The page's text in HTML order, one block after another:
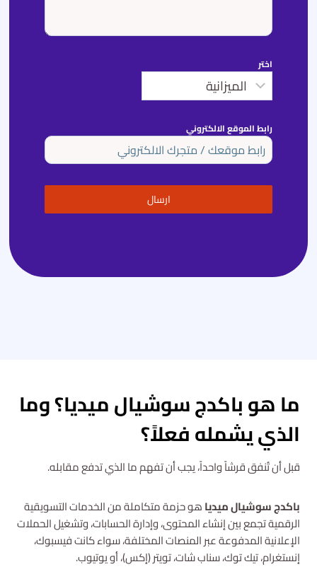
اختر
رابط الموقع الالكتروني
ارسال
ما هو باكدج سوشيال ميديا؟ وما
الذي يشمله فعلاً؟
قبل أن تُنفق قرشاً واحداً، يجب أن تفهم ما الذي تدفع مقابله.
باكدج سوشيال ميدياهو حزمة متكاملة من الخدمات التسويقية
الرقمية تجمع بين إنشاء المحتوى، وإدارة الحسابات، وتشغيل الحملات
الإعلانية المدفوعة عبر المنصات المختلفة، سواء كانت فيسبوك،
إنستغرام، تيك توك، سناب شات، تويتر (إكس)، أو يوتيوب.